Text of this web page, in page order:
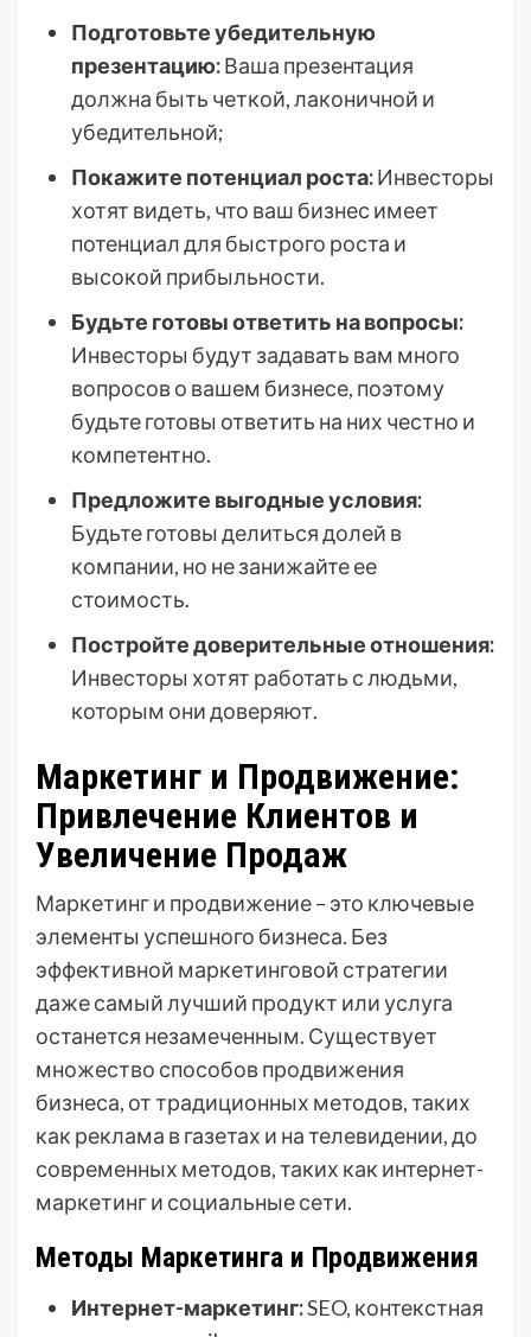
Подготовьте убедительную
презентацию:Ваша презентация
должна быть четкой, лаконичной и
убедительной;
Покажите потенциал роста:Инвесторы
хотят видеть, что ваш бизнес имеет
потенциал для быстрого роста и
высокой прибыльности.
Будьте готовы ответить на вопросы:
Инвесторы будут задавать вам много
вопросов о вашем бизнесе, поэтому
будьте готовы ответить на них честно и
компетентно.
Предложите выгодные условия:
Будьте готовы делиться долей в
компании, но не занижайте ее
стоимость.
Постройте доверительные отношения:
Инвесторы хотят работать с людьми,
которым они доверяют.
Маркетинг и Продвижение:
Привлечение Клиентов и
Увеличение Продаж
Маркетинг и продвижение – это ключевые
элементы успешного бизнеса. Без
эффективной маркетинговой стратегии
даже самый лучший продукт или услуга
останется незамеченным. Существует
множество способов продвижения
бизнеса, от традиционных методов, таких
как реклама в газетах и на телевидении, до
современных методов, таких как интернет-
маркетинг и социальные сети.
Методы Маркетинга и Продвижения
Интернет-маркетинг:SEO, контекстная